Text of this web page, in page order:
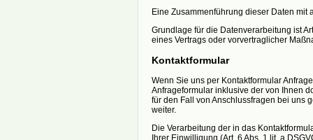
Eine Zusammenführung dieser Daten
Grundlage für die Datenverarbeitung ist
eines Vertrags oder vorvertraglicher
Kontaktformular
Wenn Sie uns per Kontaktformular
Anfrageformular inklusive der von Ihnen
für den Fall von Anschlussfragen bei uns
weiter.
Die Verarbeitung der in das